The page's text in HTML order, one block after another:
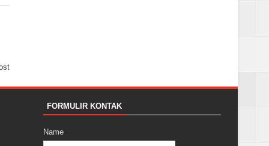
FORMULIR KONTAK
Name